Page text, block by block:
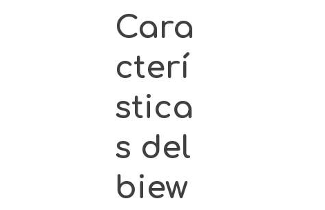
Cara
cterí
stica
s del
biew